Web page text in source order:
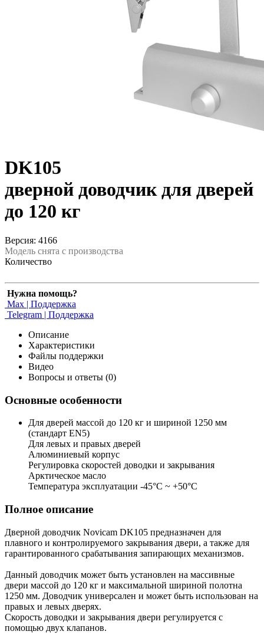
DK105
дверной доводчик для дверей
до 120 кг
Версия: 4166
Модель снята с производства
Количество
Нужна помощь?
Max | Поддержка
Telegram | Поддержка
Описание
Характеристики
Файлы поддержки
Видео
Вопросы и ответы (0)
Основные особенности
Для дверей массой до 120 кг и шириной 1250 мм
(стандарт EN5)
Для левых и правых дверей
Алюминиевый корпус
Регулировка скоростей доводки и закрывания
Арктическое масло
Температура эксплуатации -45°С ~ +50°С
Полное описание
Дверной доводчик Novicam DK105 предназначен для
плавного и контролируемого закрывания двери, а также для
гарантированного срабатывания запирающих механизмов.
Данный доводчик может быть установлен на массивные
двери массой до 120 кг и максимальной шириной полотна
1250 мм. Доводчик универсален и может быть использован на
правых и левых дверях.
Скорость доводки и закрывания двери регулируется с
помощью двух клапанов.